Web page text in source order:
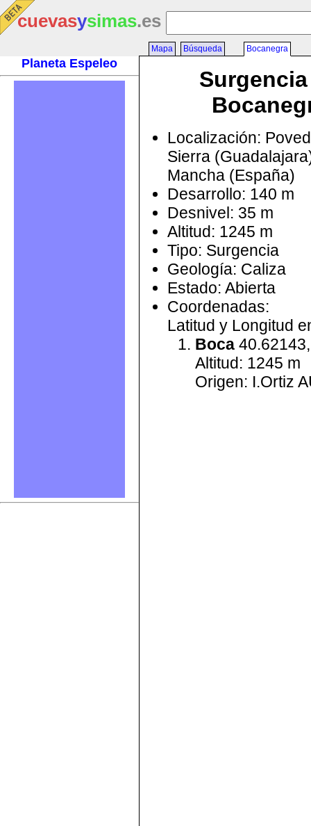
cuevasysimas.es
Planeta Espeleo
Mapa Búsqueda Bocanegra
Localización:
Sierra
Mancha (España)
Desarrollo: 140 m
Desnivel: 35 m
Altitud: 1245 m
Tipo: Surgencia
Geología: Caliza
Estado: Abierta
Coordenadas:
Latitud y Longitud
Boca
Altitud: 1245 m
Origen: I.Ortiz